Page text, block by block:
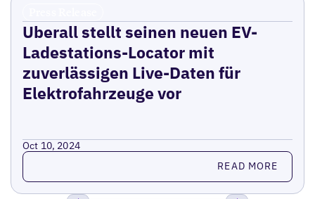
Uberall stellt seinen neuen EV-
Ladestations-Locator mit
zuverlässigen Live-Daten für
Elektrofahrzeuge vor
Oct 10, 2024
Read more READ MORE